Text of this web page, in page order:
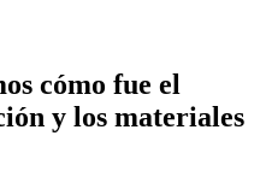
cómo fue el
y los materiales